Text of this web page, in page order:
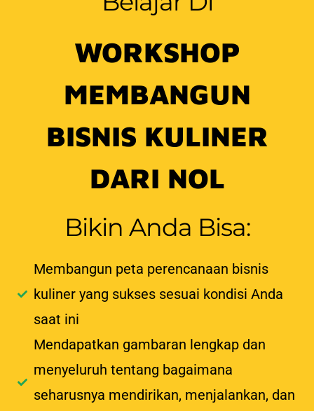
WORKSHOP
MEMBANGUN
BISNIS KULINER
DARI NOL
Bikin Anda Bisa:
Membangun peta perencanaan bisnis
kuliner yang sukses sesuai kondisi Anda
saat ini
Mendapatkan gambaran lengkap dan
menyeluruh tentang bagaimana
seharusnya mendirikan, menjalankan, dan